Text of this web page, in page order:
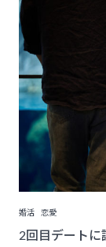
婚活 恋愛
2回目デートに